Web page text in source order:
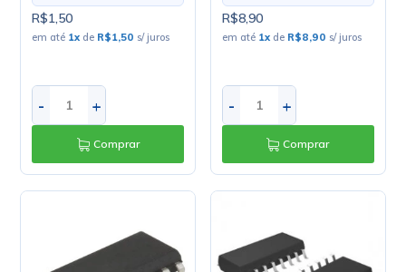
R$1,50
em até 1x de R$1,50 s/ juros
- +
Comprar
R$8,90
em até 1x de R$8,90 s/ juros
- +
Comprar